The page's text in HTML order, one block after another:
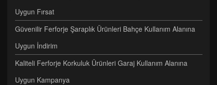
Uygun Fırsat
Güvenilir Ferforje Şaraplık Ürünleri Bahçe Kullanım Alanına
Uygun İndirim
Kaliteli Ferforje Korkuluk Ürünleri Garaj Kullanım Alanına
Uygun Kampanya